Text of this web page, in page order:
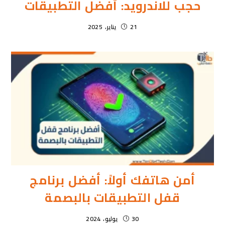
حجب للاندرويد: أفضل التطبيقات
21 يناير، 2025
أمن هاتفك أولاً: أفضل برنامج
قفل التطبيقات بالبصمة
30 يوليو، 2024